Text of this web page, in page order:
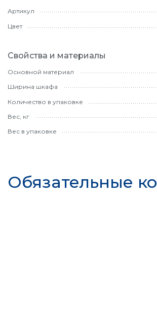
Артикул
Цвет
Свойства и материалы
Основной материал
Ширина шкафа
Количество в упаковке
Вес, кг
Вес в упаковке
Обязательные